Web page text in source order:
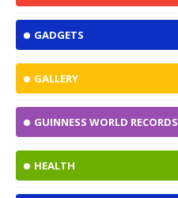
GADGETS
GALLERY
GUINNESS WORLD RECORDS
HEALTH